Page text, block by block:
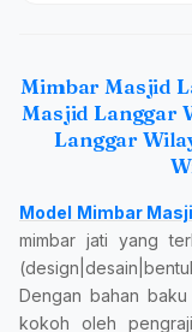
Mimbar Masjid
Masjid Langgar
Langgar
Model Mimbar
mimbar jati yang
Dengan bahan
kokoh oleh